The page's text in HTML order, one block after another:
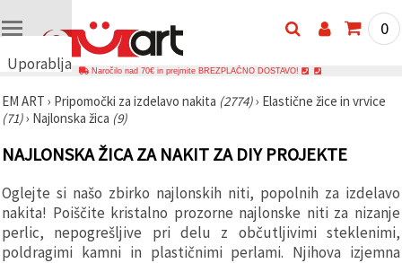
Uporabljamo
🍪
Uporabljamo
podobne
tehnologije,
zagotovimo
pravilno
delovanje
spletnega
mesta,
0
Naročilo nad 70€ in prejmite BREZPLAČNO DOSTAVO!
EM ART › Pripomočki za izdelavo nakita (2774)› Elastične žice in vrvice
(71)› Najlonska žica (9)
NAJLONSKA ŽICA ZA NAKIT ZA DIY PROJEKTE
Oglejte si našo zbirko najlonskih niti, popolnih za izdelavo
nakita! Poiščite kristalno prozorne najlonske niti za nizanje
perlic, nepogrešljive pri delu z občutljivimi steklenimi,
poldragimi kamni in plastičnimi perlami. Njihova izjemna